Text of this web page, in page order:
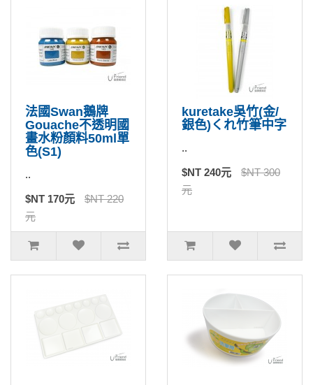
法國Swan鵝牌
Gouache不透明國
畫水粉顏料50ml單
色(S1)
..
$NT 170元
$NT 220
元
kuretake吳竹(金/
銀色)くれ竹筆中字
..
$NT 240元
$NT 300
元